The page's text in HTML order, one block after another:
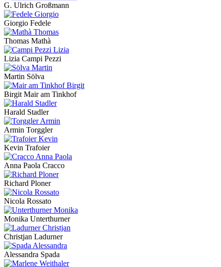
G. Ulrich Großmann
Giorgio Fedele
Thomas Mathà
Lizia Campi Pezzi
Martin Sölva
Birgit Mair am Tinkhof
Harald Stadler
Armin Torggler
Kevin Trafoier
Anna Paola Cracco
Richard Ploner
Nicola Rossato
Monika Unterthurner
Christjan Ladurner
Alessandra Spada